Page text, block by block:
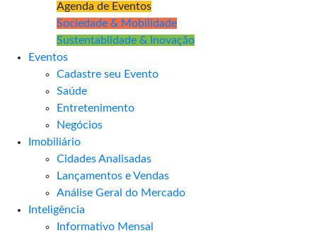
Agenda de Eventos
Sociedade & Mobilidade
Sustentablidade & Inovação
Eventos
Cadastre seu Evento
Saúde
Entretenimento
Negócios
Imobiliário
Cidades Analisadas
Lançamentos e Vendas
Análise Geral do Mercado
Inteligência
Informativo Mensal​